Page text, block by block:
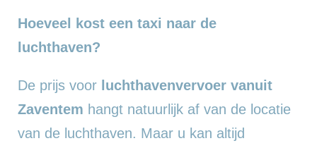
Hoeveel kost een taxi naar de
luchthaven?
De prijs voor luchthavenvervoer vanuit
Zaventem hangt natuurlijk af van de locatie
van de luchthaven. Maar u kan altijd